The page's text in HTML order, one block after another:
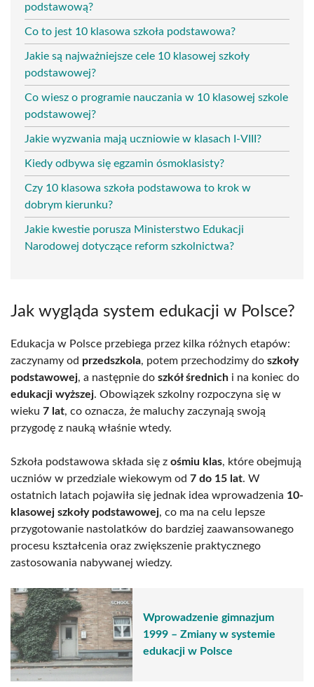
podstawową?
Co to jest 10 klasowa szkoła podstawowa?
Jakie są najważniejsze cele 10 klasowej szkoły
podstawowej?
Co wiesz o programie nauczania w 10 klasowej szkole
podstawowej?
Jakie wyzwania mają uczniowie w klasach I-VIII?
Kiedy odbywa się egzamin ósmoklasisty?
Czy 10 klasowa szkoła podstawowa to krok w
dobrym kierunku?
Jakie kwestie porusza Ministerstwo Edukacji
Narodowej dotyczące reform szkolnictwa?
Jak wygląda system edukacji w Polsce?
Edukacja w Polsce przebiega przez kilka różnych etapów:
zaczynamy od przedszkola, potem przechodzimy do szkoły
podstawowej, a następnie do szkół średnich i na koniec do
edukacji wyższej. Obowiązek szkolny rozpoczyna się w
wieku 7 lat, co oznacza, że maluchy zaczynają swoją
przygodę z nauką właśnie wtedy.
Szkoła podstawowa składa się z ośmiu klas, które obejmują
uczniów w przedziale wiekowym od 7 do 15 lat. W
ostatnich latach pojawiła się jednak idea wprowadzenia 10-
klasowej szkoły podstawowej, co ma na celu lepsze
przygotowanie nastolatków do bardziej zaawansowanego
procesu kształcenia oraz zwiększenie praktycznego
zastosowania nabywanej wiedzy.
Wprowadzenie gimnazjum
1999 – Zmiany w systemie
edukacji w Polsce